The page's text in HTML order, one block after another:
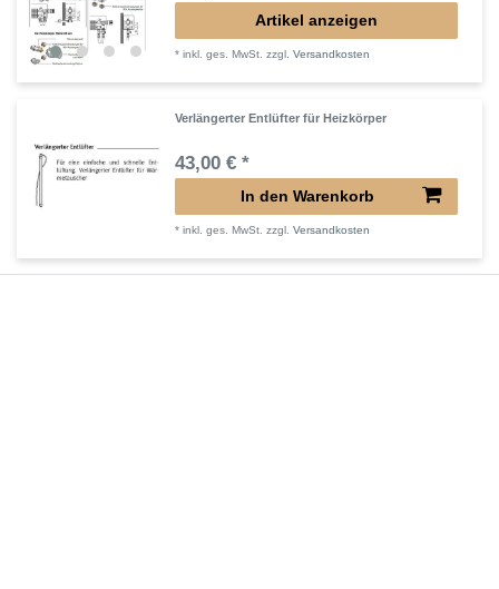
Artikel anzeigen
*inkl. ges. MwSt. zzgl.Versandkosten
Verlängerter Entlüfter für Heizkörper
43,00 € *
In den Warenkorb
*inkl. ges. MwSt. zzgl.Versandkosten